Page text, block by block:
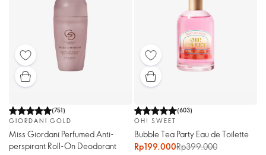
(751)
GIORDANI GOLD
Miss Giordani Perfumed Anti-
perspirant Roll-On Deodorant
(603)
OH! SWEET
Bubble Tea Party Eau de Toilette
Rp199.000Rp399.000